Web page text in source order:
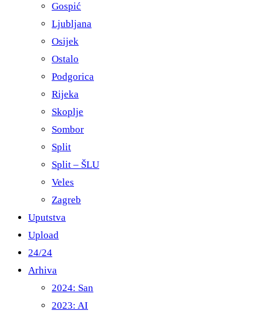
Gospić
Ljubljana
Osijek
Ostalo
Podgorica
Rijeka
Skoplje
Sombor
Split
Split – ŠLU
Veles
Zagreb
Uputstva
Upload
24/24
Arhiva
2024: San
2023: AI